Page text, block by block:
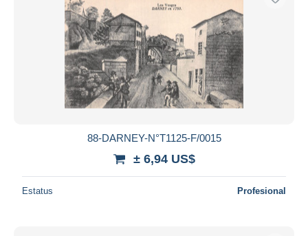
88-DARNEY-N°T1125-F/0015
± 6,94 US$
Estatus Profesional